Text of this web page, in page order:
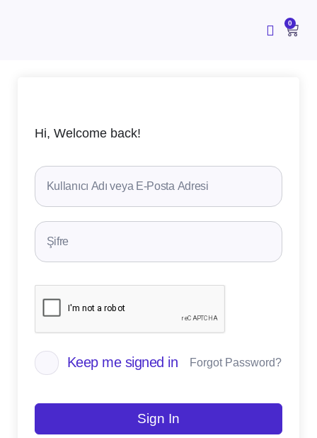
0
Hi, Welcome back!
Keep me signed in Forgot Password?
Sign In